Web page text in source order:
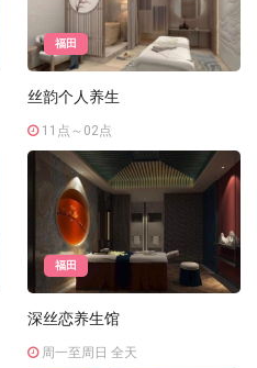
福田
丝韵个人养生
11点～02点
福田
深丝恋养生馆
周一至周日 全天